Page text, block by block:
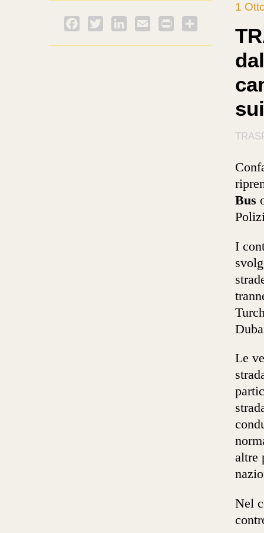
Facebook
Twitter LinkedInEmail PrintFriendly
1
Bus
I
Le
altre
Nel